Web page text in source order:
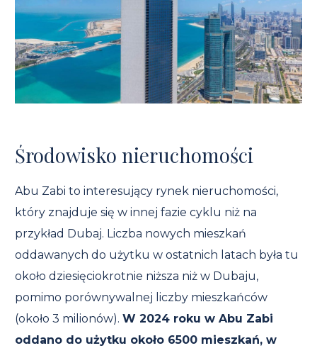
Środowisko nieruchomości
Abu Zabi to interesujący rynek nieruchomości,
który znajduje się w innej fazie cyklu niż na
przykład Dubaj. Liczba nowych mieszkań
oddawanych do użytku w ostatnich latach była tu
około dziesięciokrotnie niższa niż w Dubaju,
pomimo porównywalnej liczby mieszkańców
(około 3 milionów). W 2024 roku w Abu Zabi
oddano do użytku około 6500 mieszkań, w